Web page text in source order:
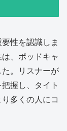
性を認識しま
、ポッドキャ
。リスナーが
握し、タイト
多くの人にコ